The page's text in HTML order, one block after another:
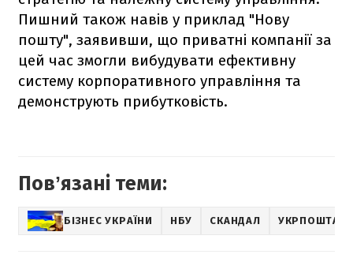
Пишний також навів у приклад "Нову
пошту", заявивши, що приватні компанії за
цей час змогли вибудувати ефективну
систему корпоративного управління та
демонструють прибутковість.
Повʼязані теми:
БІЗНЕС УКРАЇНИ НБУ СКАНДАЛ УКРПОШТА